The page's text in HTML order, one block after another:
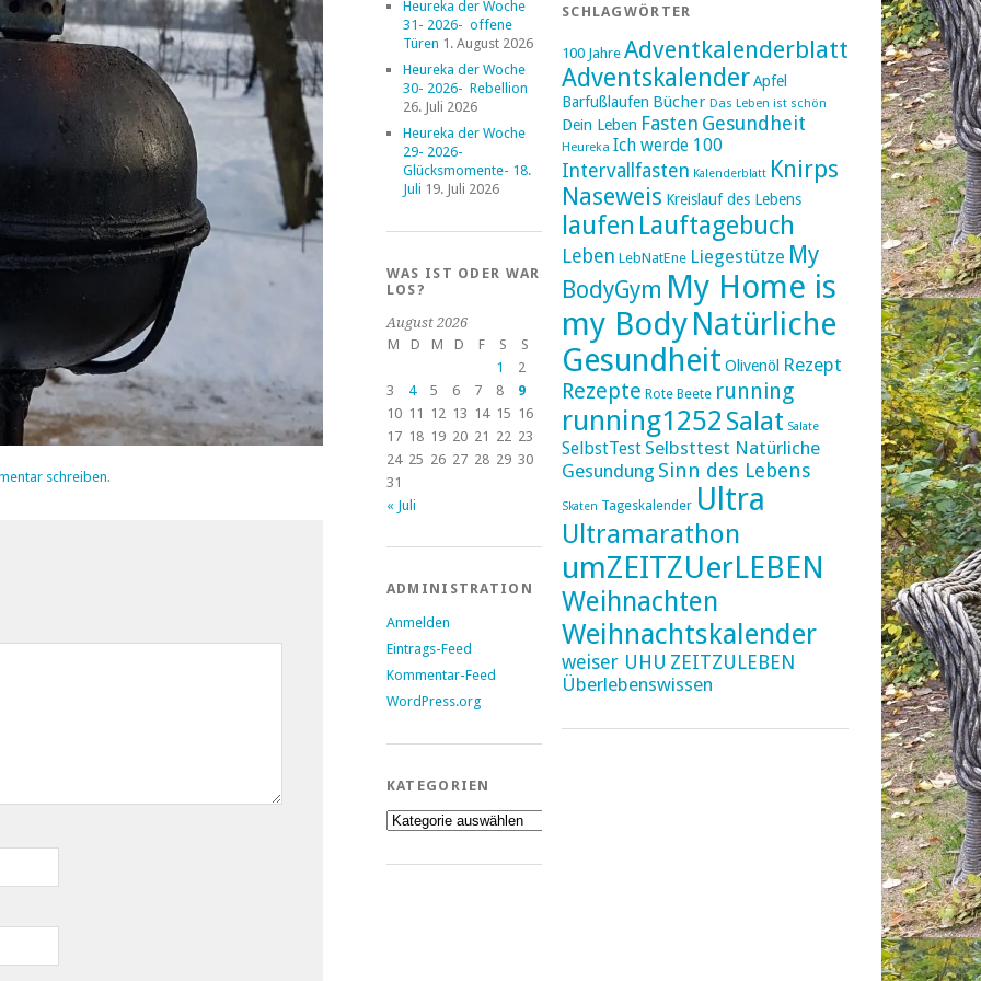
schreiben.
Heureka der Woche
31- 2026- offene
Türen 1. August 2026
Heureka der Woche
30- 2026- Rebellion
26. Juli 2026
Heureka der Woche
29- 2026-
Glücksmomente- 18.
Juli 19. Juli 2026
WAS IST ODER WAR
LOS?
August 2026
M
D M D F S
S
1
2
3
4 5 6 7 8
9
10 11 12 13 14 15 16
17 18 19 20 21 22 23
24 25 26 27 28 29 30
31
« Juli
ADMINISTRATION
Anmelden
Eintrags-Feed
Kommentar-Feed
WordPress.org
KATEGORIEN
Kategorien
SCHLAGWÖRTER
100 Jahre Adventkalenderblatt
AdventskalenderApfel
Barfußlaufen Bücher Das Leben ist schön
Dein Leben Fasten Gesundheit
Heureka Ich werde 100
Intervallfasten Kalenderblatt Knirps
Naseweis Kreislauf des Lebens
laufen Lauftagebuch
Leben LebNatEne Liegestütze My
BodyGym My Home is
my Body Natürliche
Gesundheit Olivenöl Rezept
Rezepte Rote Beete running
running1252 Salat Salate
SelbstTest Selbsttest Natürliche
Gesundung Sinn des Lebens
Skaten Tageskalender Ultra
Ultramarathon
umZEITZUerLEBEN
Weihnachten
Weihnachtskalender
weiser UHU ZEITZULEBEN
Überlebenswissen